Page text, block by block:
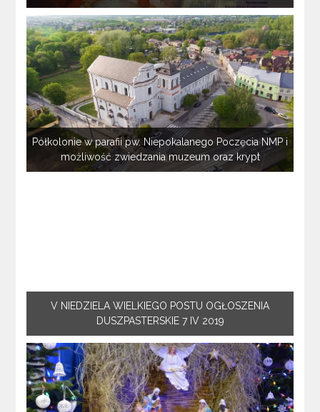
Półkolonie w parafii pw. Niepokalanego Poczęcia NMP i
możliwość zwiedzania muzeum oraz krypt
V NIEDZIELA WIELKIEGO POSTU OGŁOSZENIA
DUSZPASTERSKIE 7 IV 2019